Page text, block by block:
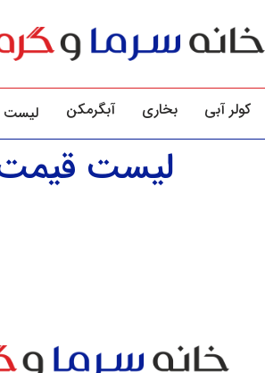
کولر آبي بخاری آبگرمکن لیست
لیست قیمت